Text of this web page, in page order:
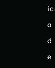
ic
a
d
e